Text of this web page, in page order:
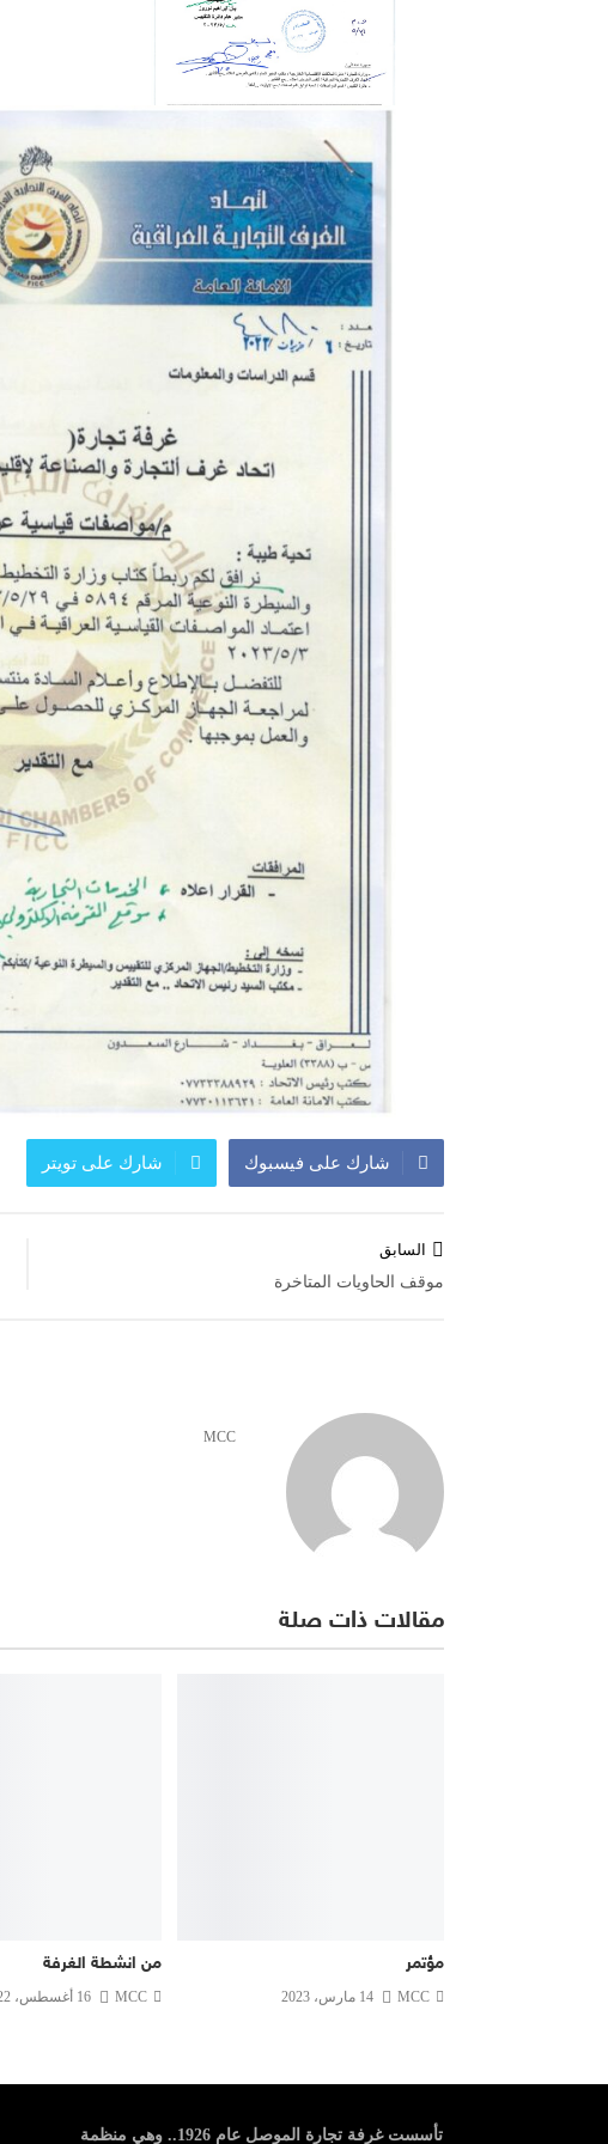
شارك على فيسبوك شارك على تويتر
المقالات
السابق
موقف الحاويات المتاخرة
MCC
مقالات ذات صلة
مؤتمر
MCC 14 مارس، 2023
من انشطة الغرفة
MCC 16 أغسطس، 2022
تأسست غرفة تجارة الموصل عام 1926.. وهي منظمة